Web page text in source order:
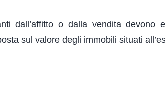
dall’affitto o dalla vendita devono
sul valore degli immobili situati